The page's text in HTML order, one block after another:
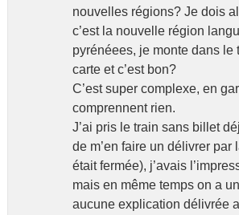
nouvelles régions? Je dois
c’est la nouvelle région
pyrénéees, je monte dans le
carte et c’est bon?
C’est super complexe, en
comprennent rien.
J’ai pris le train sans billet
de m’en faire un délivrer par
était fermée), j’avais
mais en même temps on a
aucune explication délivrée